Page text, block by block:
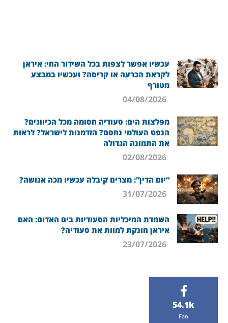
עכשיו אפשר לצפות בכל השידור החי: איראן
לקראת הכרעה או קריסה? ועכשיו במבצע
מטורף
מפלצות הים: סעודיה חסומה מכל הכיוונים?
הנפט העולמי נחסם? הזדמנות לישראל? לראות
את התמונה הגדולה
“יום הדין”: מצרים קיבלה עכשיו מכה אנושה?
השמדת המיכליות הסעודיות בים האדום: האם
איראן חונקת למוות את סעודיה?
54.1k
Fan